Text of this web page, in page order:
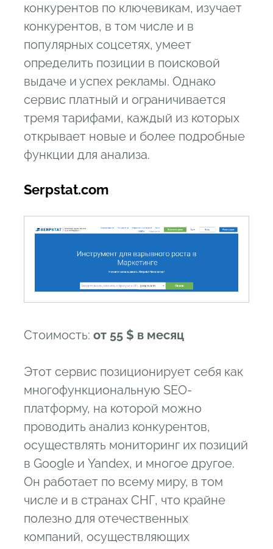
конкурентов по ключевикам, изучает
конкурентов, в том числе и в
популярных соцсетях, умеет
определить позиции в поисковой
выдаче и успех рекламы. Однако
сервис платный и ограничивается
тремя тарифами, каждый из которых
открывает новые и более подробные
функции для анализа.
Serpstat.com
Стоимость: от 55 $ в месяц
Этот сервис позиционирует себя как
многофункциональную SEO-
платформу, на которой можно
проводить анализ конкурентов,
осуществлять мониторинг их позиций
в Google и Yandex, и многое другое.
Он работает по всему миру, в том
числе и в странах СНГ, что крайне
полезно для отечественных
компаний, осуществляющих